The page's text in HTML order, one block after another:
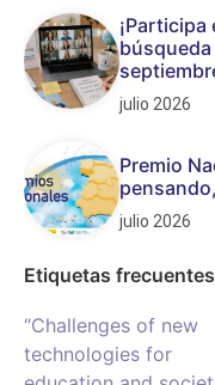
¡Participa
julio 2026
Premio
julio 2026
Etiquetas frecuentes
“Challenges of new
technologies for